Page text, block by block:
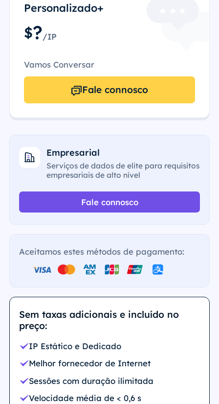
Personalizado+
$?/IP
Vamos Conversar
Fale connosco
Empresarial
Serviços de dados de elite para requisitos
empresariais de alto nível
Fale connosco
Aceitamos estes métodos de pagamento:
Sem taxas adicionais e incluído no
preço:
IP Estático e Dedicado
Melhor fornecedor de Internet
Sessões com duração ilimitada
Velocidade média de < 0,6 s